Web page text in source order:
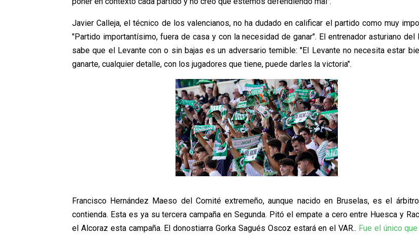
Javier Calleja, el técnico de los valencianos, no ha dudado en calificar el partido como muy
"Partido importantísimo, fuera de casa y con la necesidad de ganar". El entrenador asturiano del
sabe que el Levante con o sin bajas es un adversario temible: "El Levante no necesita estar
ganarte, cualquier detalle, con los jugadores que tiene, puede darles la victoria".
Francisco Hernández Maeso del Comité extremeño, aunque nacido en Bruselas, es el
contienda. Esta es ya su tercera campaña en Segunda. Pitó el empate a cero entre Huesca y
el Alcoraz esta campaña. El donostiarra Gorka Sagués Oscoz estará en el VAR.. Fue el único